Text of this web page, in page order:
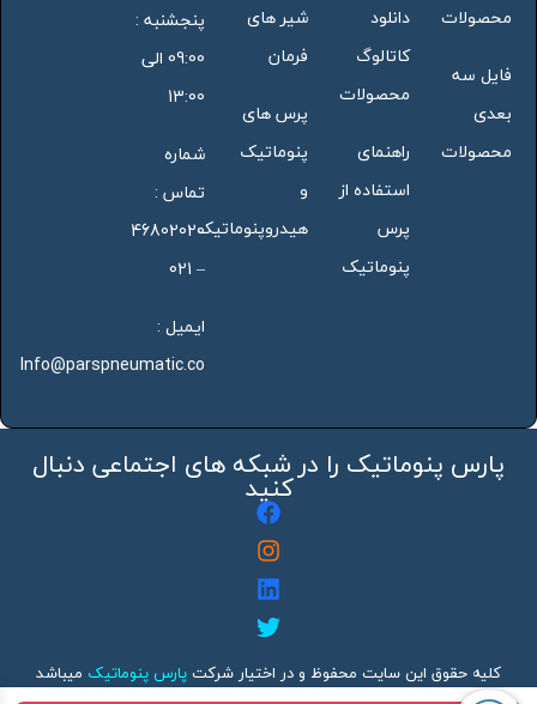
محصولات
فایل سه
بعدی
محصولات
دانلود
کاتالوگ
محصولات
راهنمای
استفاده از
پرس
پنوماتیک
شیر های
فرمان
پرس های
پنوماتیک
و
هیدروپنوماتیک
پنجشنبه :
09:00 الی
13:00
شماره
تماس :
46802020
– 021
ایمیل :
Info@parspneumatic.co
پارس پنوماتیک را در شبکه های اجتماعی دنبال
کنید
کلیه حقوق این سایت محفوظ و در اختیار شرکتپارس پنوماتیک میباشد